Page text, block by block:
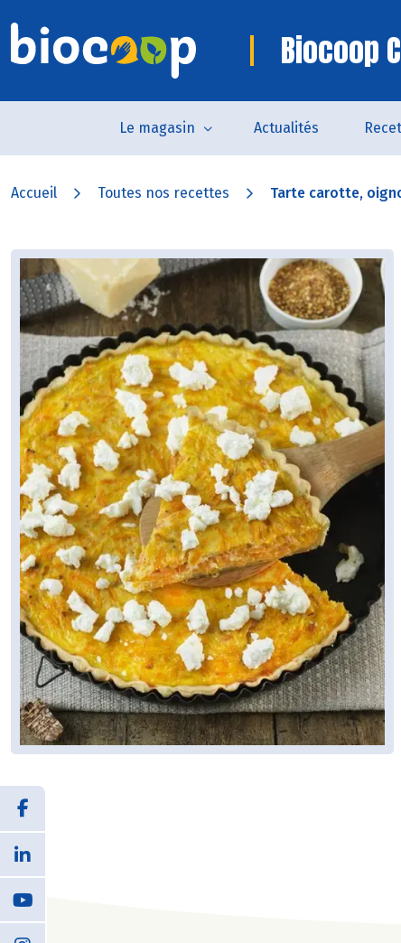
Biocoop
Le magasin Actualités
Accueil Toutes nos recettes Tarte carotte,